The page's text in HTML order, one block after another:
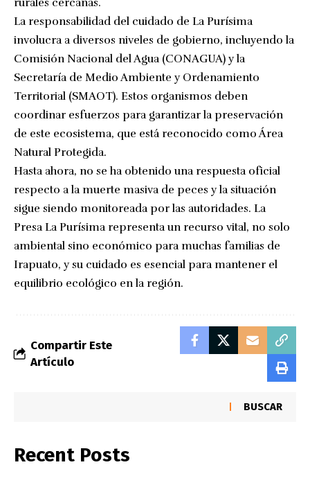
La responsabilidad del cuidado de La Purísima
involucra a diversos niveles de gobierno, incluyendo la
Comisión Nacional del Agua (CONAGUA) y la
Secretaría de Medio Ambiente y Ordenamiento
Territorial (SMAOT). Estos organismos deben
coordinar esfuerzos para garantizar la preservación
de este ecosistema, que está reconocido como Área
Natural Protegida.
Hasta ahora, no se ha obtenido una respuesta oficial
respecto a la muerte masiva de peces y la situación
sigue siendo monitoreada por las autoridades. La
Presa La Purísima representa un recurso vital, no solo
ambiental sino económico para muchas familias de
Irapuato, y su cuidado es esencial para mantener el
equilibrio ecológico en la región.
Compartir Este
Artículo
BUSCAR
Recent Posts